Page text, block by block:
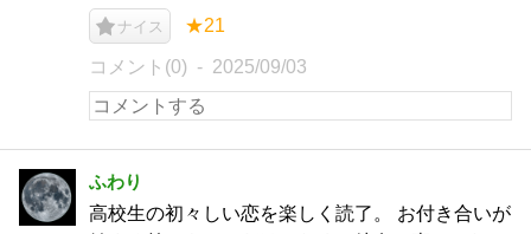
ナイス ★21
コメント(0) 2025/09/03
ふわり
高校生の初々しい恋を楽しく読了。 お付き合いが